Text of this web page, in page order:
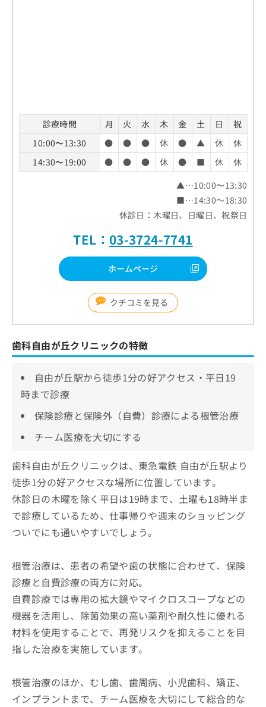
診療時間 月 火 水 木 金 土 日
祝
10:00〜13:30
● ● ● 休 ● ▲ 休
休
14:30〜19:00
● ● ● 休 ● ■ 休
休
▲…10:00〜13:30
■…14:30～18:30
休診日：木曜日、日曜日、祝祭日
TEL： 03-3724-7741
ホームページ
クチコミを見る
歯科自由が丘クリニックの特徴
自由が丘駅から徒歩1分の好アクセス・平日19
時まで診療
保険診療と保険外（自費）診療による根管治療
チーム医療を大切にする
歯科自由が丘クリニックは、東急電鉄 自由が丘駅より
徒歩1分の好アクセスな場所に位置しています。
休診日の木曜を除く平日は19時まで、土曜も18時半ま
で診療しているため、仕事帰りや週末のショッピング
ついでにも通いやすいでしょう。
根管治療は、患者の希望や歯の状態に合わせて、保険
診療と自費診療の両方に対応。
自費診療では専用の拡大鏡やマイクロスコープなどの
機器を活用し、除菌効果の高い薬剤や耐久性に優れる
材料を使用することで、再発リスクを抑えることを目
指した治療を実施しています。
根管治療のほか、むし歯、歯周病、小児歯科、矯正、
インプラントまで、チーム医療を大切にして総合的な